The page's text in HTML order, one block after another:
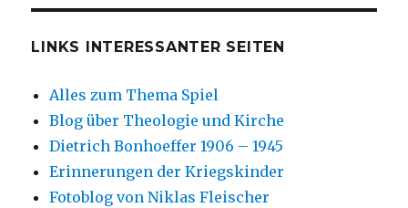
LINKS INTERESSANTER SEITEN
Alles zum Thema Spiel
Blog über Theologie und Kirche
Dietrich Bonhoeffer 1906 – 1945
Erinnerungen der Kriegskinder
Fotoblog von Niklas Fleischer